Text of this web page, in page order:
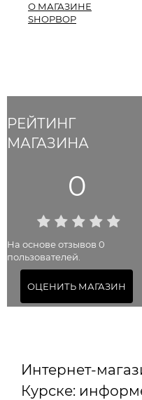
РЕЙТИНГ
МАГАЗИНА
0
На основе отзывов 0
пользователей.
ОЦЕНИТЬ МАГАЗИН
О МАГАЗИНЕ
SHOPBOP
Интернет-
Курске: